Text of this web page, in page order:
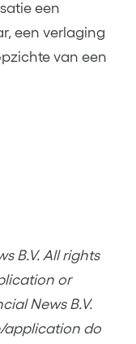
een
een verlaging
van een
B.V. All rights
or
News B.V.
application do